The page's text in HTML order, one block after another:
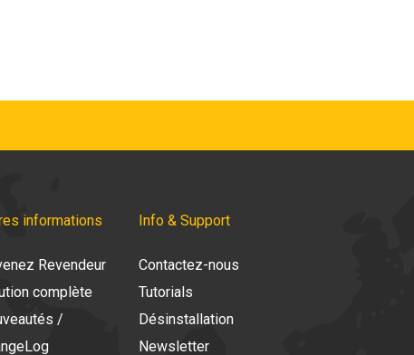
informations
Revendeur
complète
/
Info & Support
Contactez-nous
Tutorials
Désinstallation
Newsletter